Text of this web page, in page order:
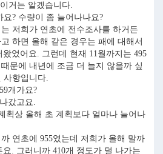
거는 알겠습니다.
? 수량이 좀 늘어나나요?
저희가 연초에 전수조사를 하거든
하면 올해 같은 경우는 패에 대해서
었어요. 그런데 현재 11월까지는 495
문에 내년에 조금 더 늘지 않을까 싶
사항입니다.
개가요?
갔고요.
획상 올해 초 계획보다 얼마나 늘어나
연초에 955였는데 저희가 올해 말까
. 그러니까 410개 정도가 덜 나가는